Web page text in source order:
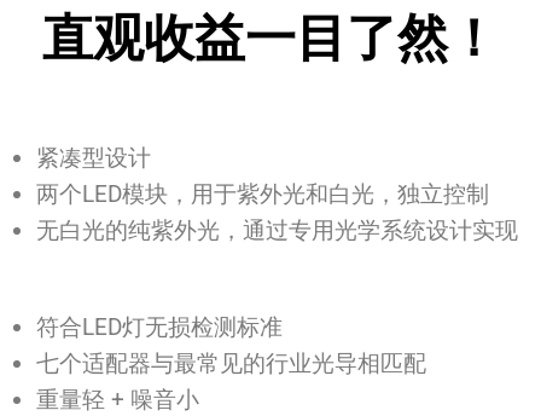
直观收益一目了然！
紧凑型设计
两个LED模块，用于紫外光和白光，独立控制
无白光的纯紫外光，通过专用光学系统设计实现
符合LED灯无损检测标准
七个适配器与最常见的行业光导相匹配
重量轻 + 噪音小